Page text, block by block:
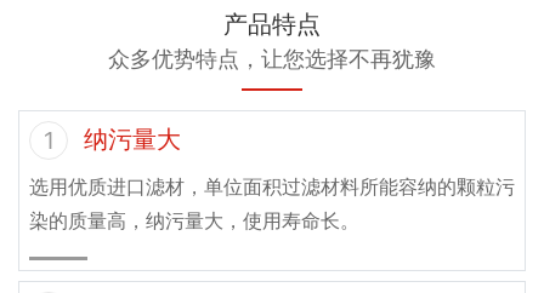
产品特点
众多优势特点，让您选择不再犹豫
1 纳污量大
选用优质进口滤材，单位面积过滤材料所能容纳的颗粒污
染的质量高，纳污量大，使用寿命长。